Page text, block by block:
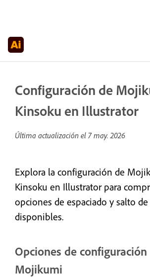
Configuración de
Kinsoku en Illustrator
Última actualización el 7 may. 2026
Explora la configuración de
Kinsoku en Illustrator para
opciones de espaciado y salto
disponibles.
Opciones de configuración
Mojikumi